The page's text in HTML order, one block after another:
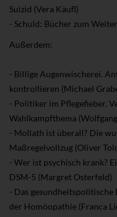
Suizid (Vera Käufl)
- Schuld: Bücher zum
Außerdem:
- Billige Augenwischerei.
kontrollieren (Michael
- Politiker im Pflegefieber.
Wahlkampfthema
- Mollath ist überall? Die
Maßregelvollzug (Oliver
- Wer ist psychisch krank?
DSM-5 (Margret Osterfeld)
- Das gesundheitspolitische
der Homöopathie (Franca